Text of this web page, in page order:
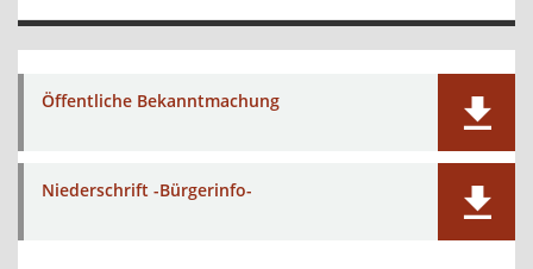
Öffentliche Bekanntmachung
Niederschrift -Bürgerinfo-